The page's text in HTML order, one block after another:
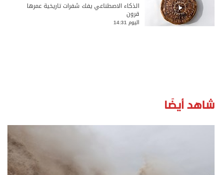
الذكاء الاصطناعي يفك شفرات تاريخية عمرها
قرون
اليوم 14:31
شاهد أيضًا